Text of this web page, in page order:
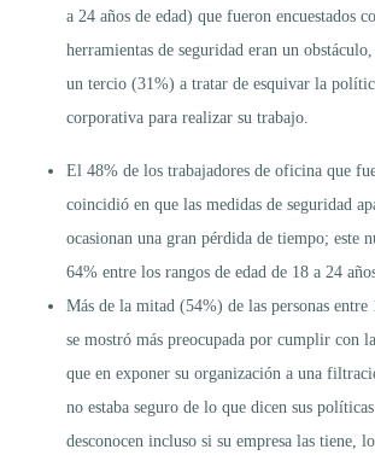
a 24 años de edad) que fueron encuestados
herramientas de seguridad eran un
un tercio (31%) a tratar de esquivar la
corporativa para realizar su trabajo.
El 48% de los trabajadores de oficina que
coincidió en que las medidas de seguridad
ocasionan una gran pérdida de tiempo; este
64% entre los rangos de edad de 18 a 24
Más de la mitad (54%) de las personas entre
se mostró más preocupada por cumplir con
que en exponer su organización a una
no estaba seguro de lo que dicen sus
desconocen incluso si su empresa las tiene,